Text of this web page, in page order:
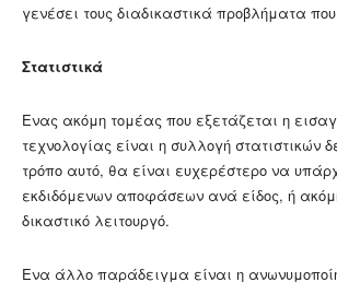
γενέσει τους διαδικαστικά προβλήματα που
Στατιστικά
Ενας ακόμη τομέας που εξετάζεται η
τεχνολογίας είναι η συλλογή στατιστικών
τρόπο αυτό, θα είναι ευχερέστερο να
εκδιδόμενων αποφάσεων ανά είδος, ή
δικαστικό λειτουργό.
Ενα άλλο παράδειγμα είναι η